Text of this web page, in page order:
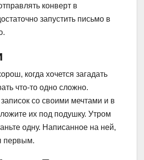
конверт в
запустить письмо в
когда хочется загадать
что-то одно сложно.
со своими мечтами и в
их под подушку. Утром
одну. Написанное на ней,
первым.